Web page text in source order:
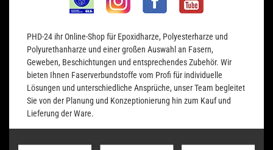
PHD-24 ihr Online-Shop für Epoxidharze, Polyesterharze und
Polyurethanharze und einer großen Auswahl an Fasern,
Geweben, Beschichtungen und entsprechendes Zubehör. Wir
bieten Ihnen Faserverbundstoffe vom Profi für individuelle
Lösungen und unterschiedliche Ansprüche, unser Team begleitet
Sie von der Planung und Konzeptionierung hin zum Kauf und
Lieferung der Ware.